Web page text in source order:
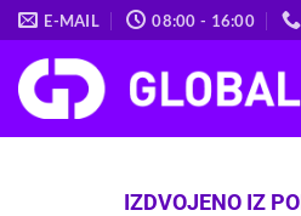
Skip
to
content
E-MAIL 08:00 - 16:00
IZDVOJENO IZ